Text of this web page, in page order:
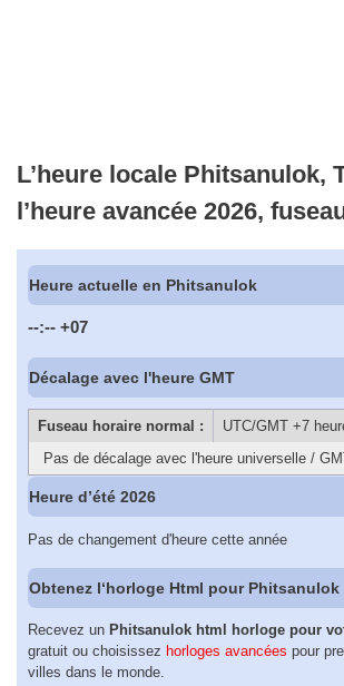
L’heure locale Phitsanulok,
l’heure avancée 2026,
Heure actuelle en Phitsanulok
--:-- +07
Décalage avec l'heure GMT
Fuseau horaire normal :
UTC/GMT +7
Pas de décalage avec l'heure universelle /
Heure d’été 2026
Pas de changement d'heure cette année
Obtenez l‘horloge Html pour Phitsanulok
Recevez un Phitsanulok html horloge pour
gratuit ou choisissez horloges avancées pour
villes dans le monde.